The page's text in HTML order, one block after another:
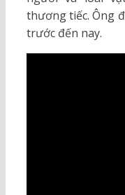
thương tiếc. Ông
trước đến nay.